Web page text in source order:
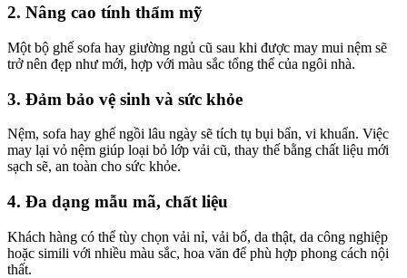
2. Nâng cao tính thẩm mỹ
Một bộ ghế sofa hay giường ngủ cũ sau khi được may mui nệm sẽ
trở nên đẹp như mới, hợp với màu sắc tổng thể của ngôi nhà.
3. Đảm bảo vệ sinh và sức khỏe
Nệm, sofa hay ghế ngồi lâu ngày sẽ tích tụ bụi bẩn, vi khuẩn. Việc
may lại vỏ nệm giúp loại bỏ lớp vải cũ, thay thế bằng chất liệu mới
sạch sẽ, an toàn cho sức khỏe.
4. Đa dạng mẫu mã, chất liệu
Khách hàng có thể tùy chọn vải nỉ, vải bố, da thật, da công nghiệp
hoặc simili với nhiều màu sắc, hoa văn để phù hợp phong cách nội
thất.